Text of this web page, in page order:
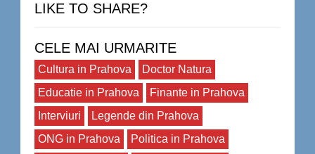
LIKE TO SHARE?
CELE MAI URMARITE
Cultura in Prahova
Doctor Natura
Educatie in Prahova
Finante in Prahova
Interviuri
Legende din Prahova
ONG in Prahova
Politica in Prahova